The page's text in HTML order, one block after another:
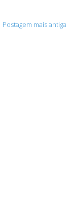
Postagem mais antiga